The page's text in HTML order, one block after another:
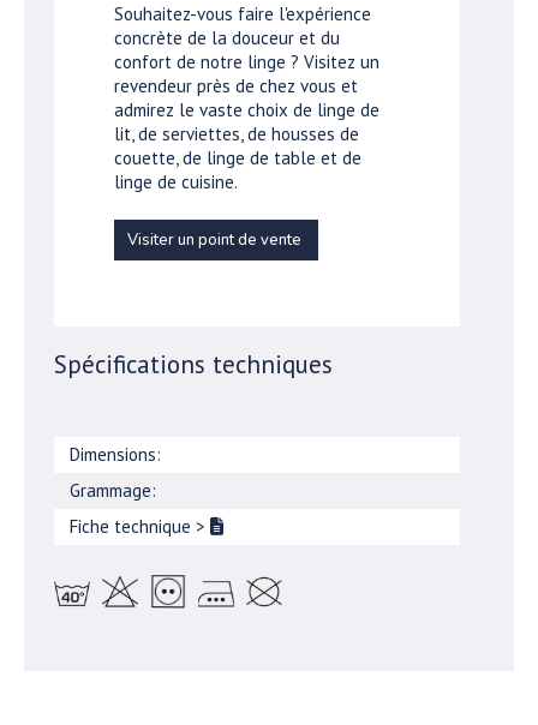
Souhaitez-vous faire l'expérience
concrète de la douceur et du
confort de notre linge ? Visitez un
revendeur près de chez vous et
admirez le vaste choix de linge de
lit, de serviettes, de housses de
couette, de linge de table et de
linge de cuisine.
Visiter un point de vente
Spécifications techniques
Dimensions:
Grammage:
Fiche technique >